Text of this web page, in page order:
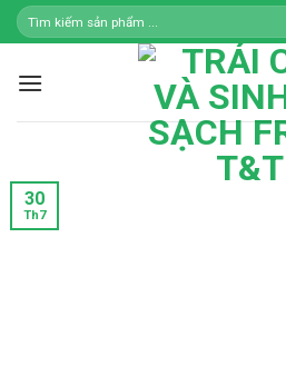
Skip
to
30
Th7